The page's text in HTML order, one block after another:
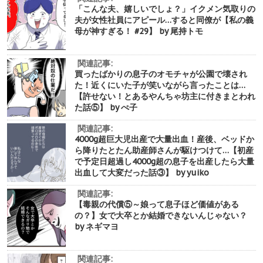
「こんな夫、嬉しいでしょ？」イクメン気取りの
夫が女性社員にアピール…すると同僚が【私の義
母が神すぎる！ #29】 by 尾持トモ
関連記事:
買ったばかりの息子のオモチャが公園で壊され
た！近くにいた子が笑いながら言ったことは…
【許せない！とあるやんちゃ坊主に付きまとわれ
た話⑤】 by ぺ子
関連記事:
4000g超巨大児出産で大量出血！産後、ベッドか
ら降りたとたん助産師さんが駆けつけて…【初産
で予定日超過し4000g超の息子を出産したら大量
出血して大変だった話③】 by yuiko
関連記事:
【毒親の代償⑤～娘って息子ほど価値がある
の？】女で大卒とか結婚できないんじゃない？
by ネギマヨ
関連記事: